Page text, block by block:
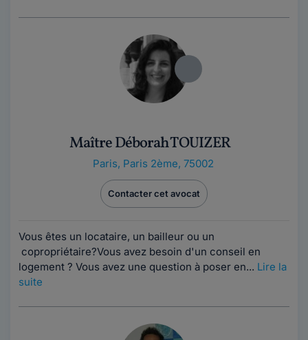
Maître Déborah TOUIZER
Paris, Paris 2ème, 75002
Contacter cet avocat
Vous êtes un locataire, un bailleur ou un
copropriétaire?Vous avez besoin d'un conseil en
logement ? Vous avez une question à poser en... Lire la
suite